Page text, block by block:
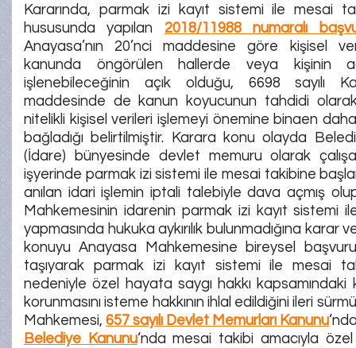
Kararında, parmak izi kayıt sistemi ile mesai
hususunda yapılan 2018/11988 numaralı
Anayasa’nın 20’nci maddesine göre kişisel
kanunda öngörülen hallerde veya kişinin
işlenebileceğinin açık olduğu, 6698 sayılı
maddesinde de kanun koyucunun tahdidi olarak
nitelikli kişisel verileri işlemeyi önemine binaen
bağladığı belirtilmiştir. Karara konu olayda
(İdare) bünyesinde devlet memuru olarak
işyerinde parmak izi sistemi ile mesai takibine
anılan idari işlemin iptali talebiyle dava açmış
Mahkemesinin idarenin parmak izi kayıt sistemi
yapmasında hukuka aykırılık bulunmadığına karar
konuyu Anayasa Mahkemesine bireysel
taşıyarak parmak izi kayıt sistemi ile mesai
nedeniyle özel hayata saygı hakkı kapsamındaki
korunmasını isteme hakkının ihlal edildiğini ileri
Mahkemesi, 657 sayılı Devlet Memurları Kanunu
Belediye Kanunu‘nda mesai takibi amacıyla